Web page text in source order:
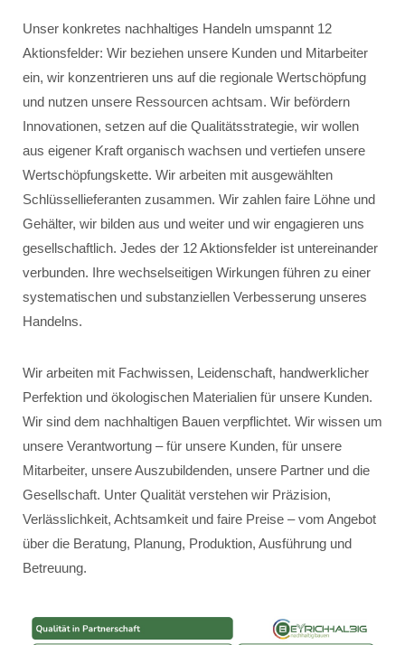
Unser konkretes nachhaltiges Handeln umspannt 12
Aktionsfelder: Wir beziehen unsere Kunden und Mitarbeiter
ein, wir konzentrieren uns auf die regionale Wertschöpfung
und nutzen unsere Ressourcen achtsam. Wir befördern
Innovationen, setzen auf die Qualitätsstrategie, wir wollen
aus eigener Kraft organisch wachsen und vertiefen unsere
Wertschöpfungskette. Wir arbeiten mit ausgewählten
Schlüssellieferanten zusammen. Wir zahlen faire Löhne und
Gehälter, wir bilden aus und weiter und wir engagieren uns
gesellschaftlich. Jedes der 12 Aktionsfelder ist untereinander
verbunden. Ihre wechselseitigen Wirkungen führen zu einer
systematischen und substanziellen Verbesserung unseres
Handelns.
Wir arbeiten mit Fachwissen, Leidenschaft, handwerklicher
Perfektion und ökologischen Materialien für unsere Kunden.
Wir sind dem nachhaltigen Bauen verpflichtet. Wir wissen um
unsere Verantwortung – für unsere Kunden, für unsere
Mitarbeiter, unsere Auszubildenden, unsere Partner und die
Gesellschaft. Unter Qualität verstehen wir Präzision,
Verlässlichkeit, Achtsamkeit und faire Preise – vom Angebot
über die Beratung, Planung, Produktion, Ausführung und
Betreuung.